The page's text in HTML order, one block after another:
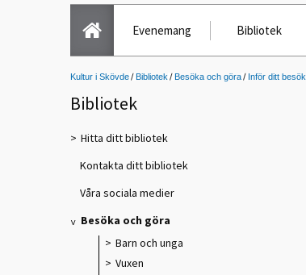
Evenemang Bibliotek
Kultur i Skövde Bibliotek Besöka och göra Inför ditt besök
Bibliotek
Hitta ditt bibliotek
Kontakta ditt bibliotek
Våra sociala medier
Besöka och göra
Barn och unga
Vuxen